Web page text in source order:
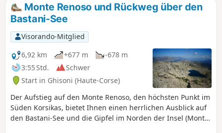
Monte Renoso und Rückweg über den
Bastani-See
Visorando-Mitglied
6,92 km
+677 m
-678 m
3:55 Std.
Schwer
Start in Ghisoni (Haute-Corse)
Der Aufstieg auf den Monte Renoso, den höchsten Punkt im
Süden Korsikas, bietet Ihnen einen herrlichen Ausblick auf
den Bastani-See und die Gipfel im Norden der Insel (Monte